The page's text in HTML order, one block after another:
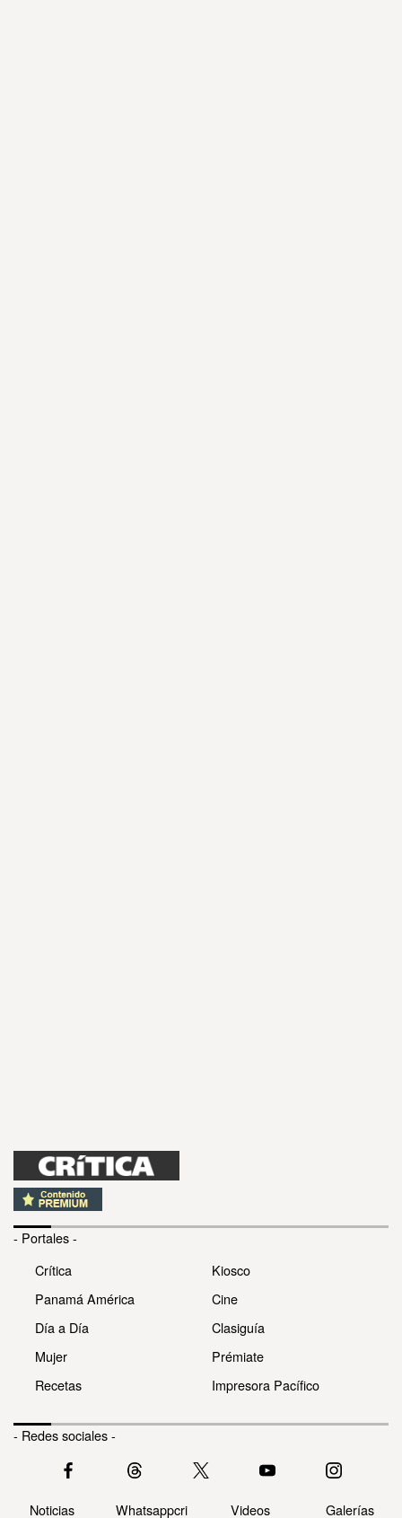
- Portales -
Crítica
Panamá América
Día a Día
Mujer
Recetas
Kiosco
Cine
Clasiguía
Prémiate
Impresora Pacífico
- Redes sociales -
Noticias Whatsappcri Videos Galerías